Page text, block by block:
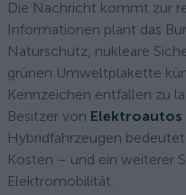
Die Nachricht kommt zur
Informationen plant das
Naturschutz, nukleare
grünen Umweltplakette
Kennzeichen entfallen zu
Besitzer von Elektroautos
Hybridfahrzeugen
Kosten – und ein weiterer
Elektromobilität.